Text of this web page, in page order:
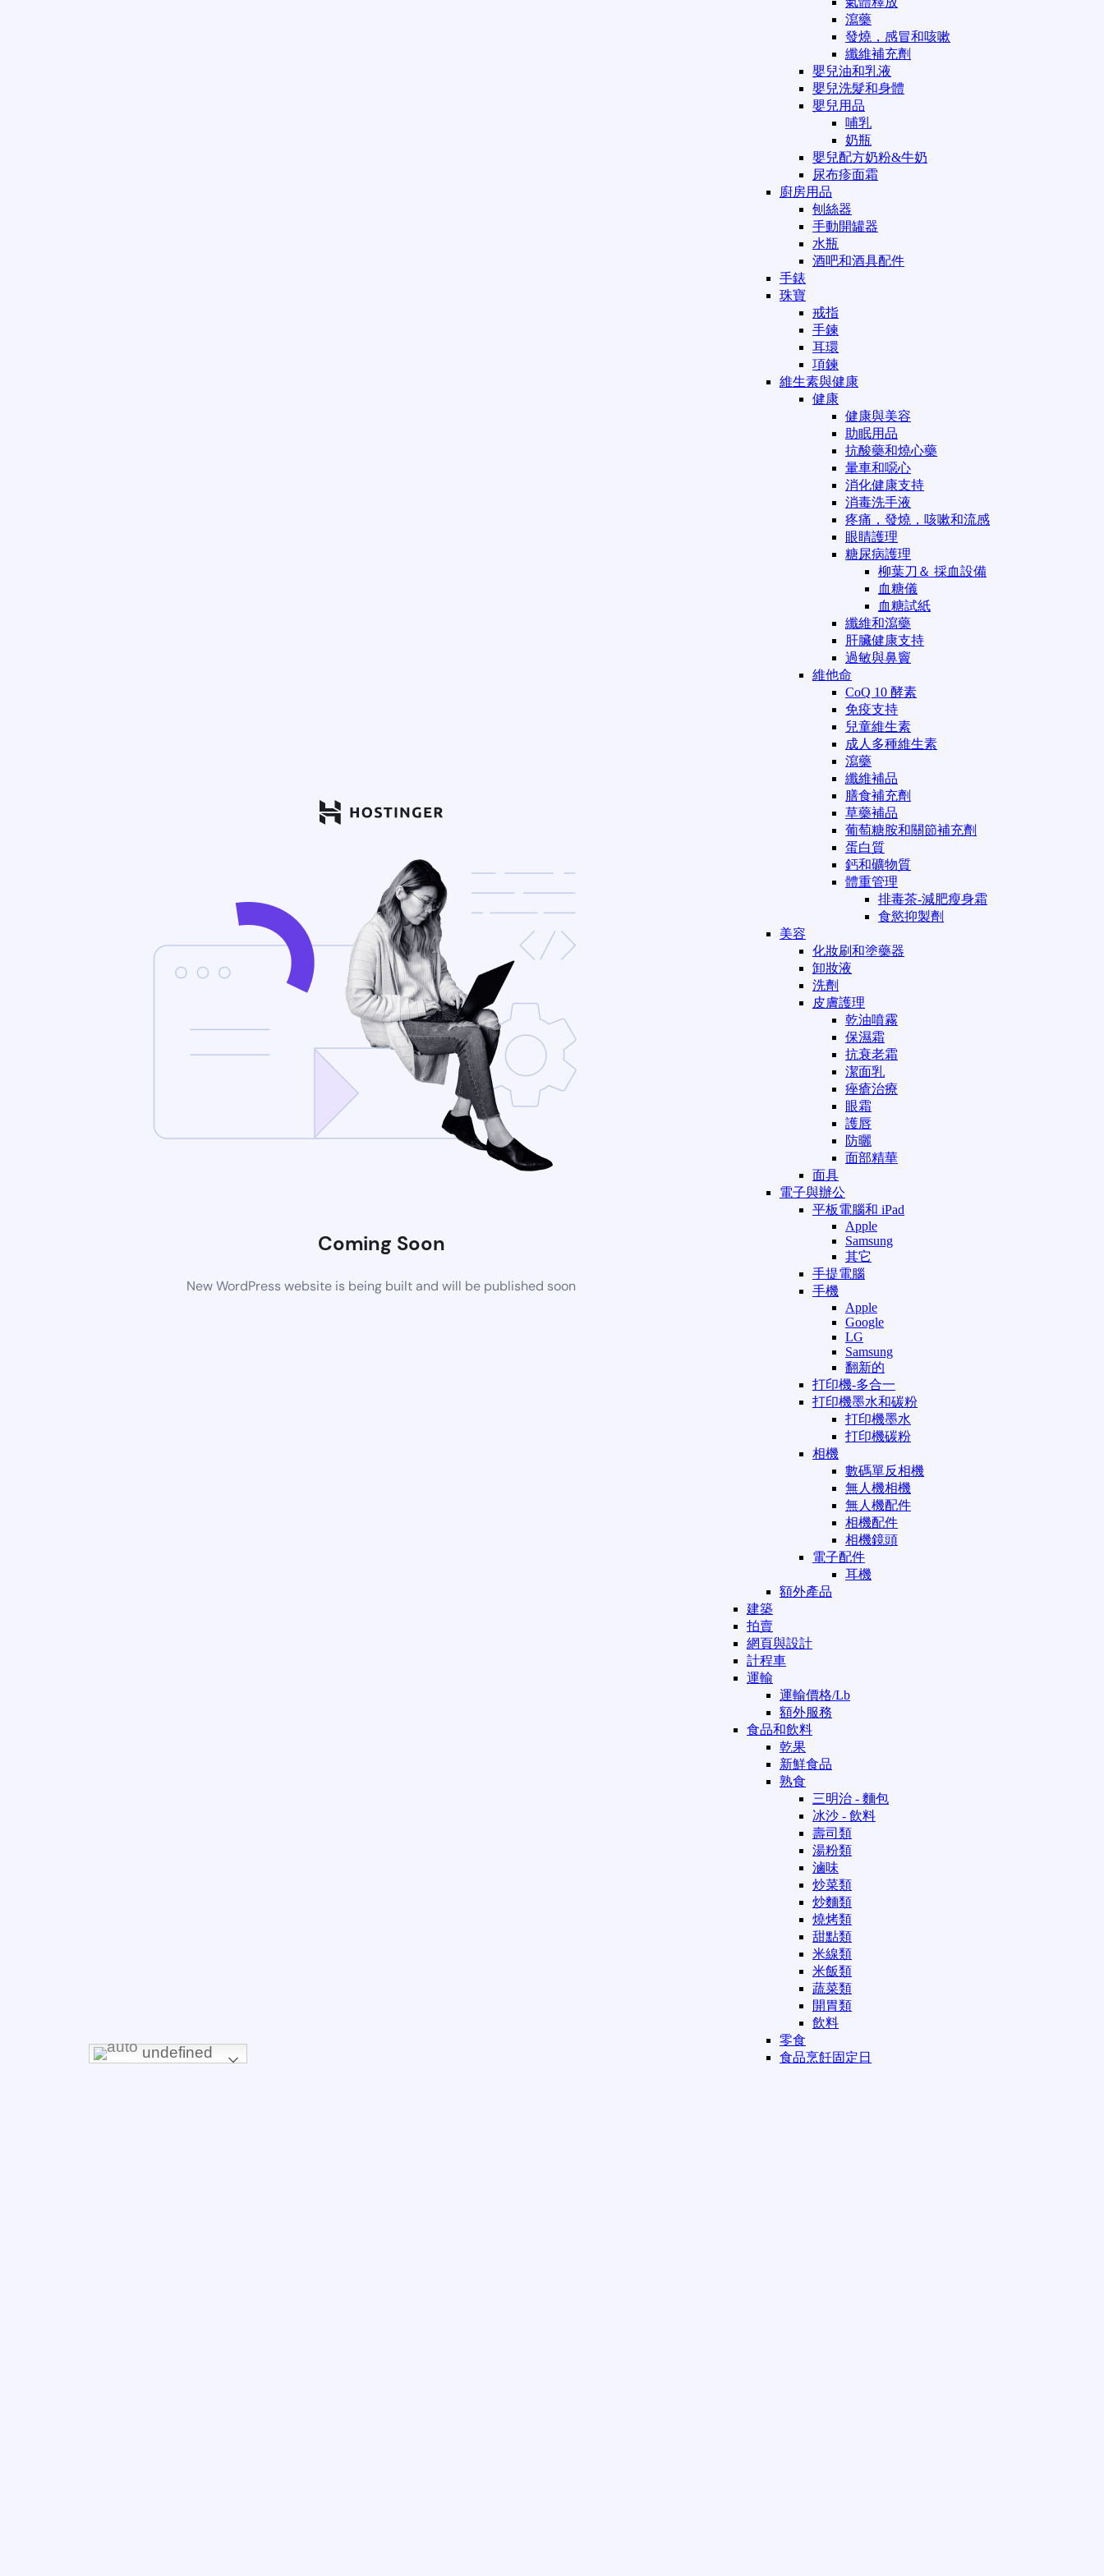
Coming Soon
New WordPress website is being built and will be published soon
瀉藥
發燒，感冒和咳嗽
纖維補充劑
嬰兒油和乳液
嬰兒洗髮和身體
嬰兒用品
哺乳
奶瓶
嬰兒配方奶粉&牛奶
尿布疹面霜
廚房用品
刨絲器
手動開罐器
水瓶
酒吧和酒具配件
手錶
珠寶
戒指
手鍊
耳環
項鍊
維生素與健康
健康
健康與美容
助眠用品
抗酸藥和燒心藥
暈車和噁心
消化健康支持
消毒洗手液
疼痛，發燒，咳嗽和流感
眼睛護理
糖尿病護理
柳葉刀＆ 採血設備
血糖儀
血糖試紙
纖維和瀉藥
肝臟健康支持
過敏與鼻竇
維他命
CoQ 10 酵素
免疫支持
兒童維生素
成人多種維生素
瀉藥
纖維補品
膳食補充劑
草藥補品
葡萄糖胺和關節補充劑
蛋白質
鈣和礦物質
體重管理
排毒茶-減肥瘦身霜
食慾抑製劑
美容
化妝刷和塗藥器
卸妝液
洗劑
皮膚護理
乾油噴霧
保濕霜
抗衰老霜
潔面乳
痤瘡治療
眼霜
護唇
防曬
面部精華
面具
電子與辦公
平板電腦和 iPad
Apple
Samsung
其它
手提電腦
手機
Apple
Google
LG
Samsung
翻新的
打印機-多合一
打印機墨水和碳粉
打印機墨水
打印機碳粉
相機
數碼單反相機
無人機相機
無人機配件
相機配件
相機鏡頭
電子配件
耳機
額外產品
建築
拍賣
網頁與設計
計程車
運輸
運輸價格/Lb
額外服務
食品和飲料
乾果
新鮮食品
熟食
三明治 - 麵包
冰沙 - 飲料
壽司類
湯粉類
滷味
炒菜類
炒麵類
燒烤類
甜點類
米線類
米飯類
蔬菜類
開胃類
飲料
零食
食品烹飪固定日
undefined